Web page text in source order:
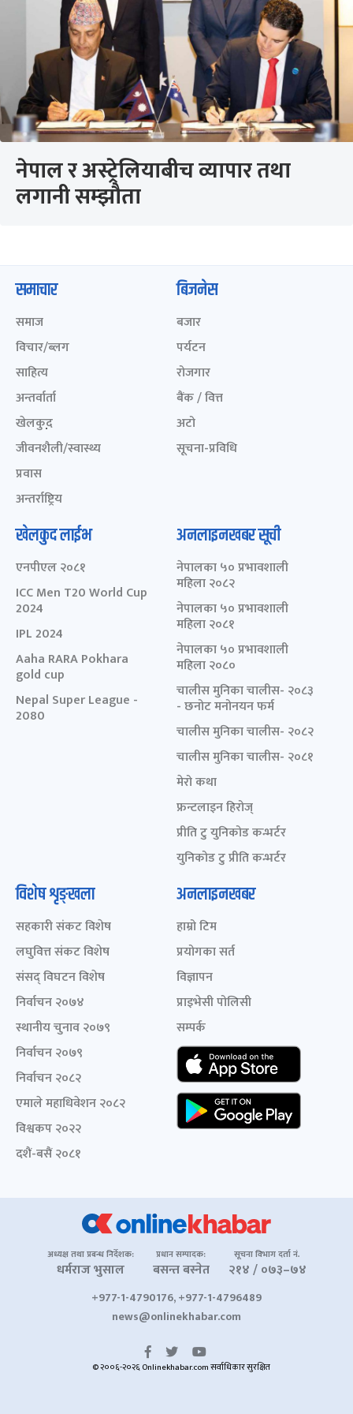
नेपाल र अस्ट्रेलियाबीच व्यापार तथा
लगानी सम्झौता
समाचार
समाज
विचार/ब्लग
साहित्य
अन्तर्वार्ता
खेलकुद़़
जीवनशैली/स्वास्थ्य
प्रवास
अन्तर्राष्ट्रिय
बिजनेस
बजार
पर्यटन
रोजगार
बैंक / वित्त
अटो
सूचना-प्रविधि
खेलकुद लाईभ
एनपीएल २०८१
ICC Men T20 World Cup
2024
IPL 2024
Aaha RARA Pokhara
gold cup
Nepal Super League -
2080
अनलाइनखबर सूची
नेपालका ५० प्रभावशाली
महिला २०८२
नेपालका ५० प्रभावशाली
महिला २०८१
नेपालका ५० प्रभावशाली
महिला २०८०
चालीस मुनिका चालीस- २०८३
- छनोट मनोनयन फर्म
चालीस मुनिका चालीस- २०८२
चालीस मुनिका चालीस- २०८१
मेरो कथा
फ्रन्टलाइन हिरोज्
प्रीति टु युनिकोड कन्भर्टर
युनिकोड टु प्रीति कन्भर्टर
विशेष शृङ्खला
सहकारी संकट विशेष
लघुवित्त संकट विशेष
संसद् विघटन विशेष
निर्वाचन २०७४
स्थानीय चुनाव २०७९
निर्वाचन २०७९
निर्वाचन २०८२
एमाले महाधिवेशन २०८२
विश्वकप २०२२
दशैं-बसैं २०८१
अनलाइनखबर
हाम्रो टिम
प्रयोगका सर्त
विज्ञापन
प्राइभेसी पोलिसी
सम्पर्क
अध्यक्ष तथा प्रबन्ध निर्देशक:
धर्मराज भुसाल
प्रधान सम्पादक:
बसन्त बस्नेत
सूचना विभाग दर्ता नं.
२१४ / ०७३–७४
+977-1-4790176, +977-1-4796489
news@onlinekhabar.com
© २००६-२०२६ Onlinekhabar.com सर्वाधिकार सुरक्षित